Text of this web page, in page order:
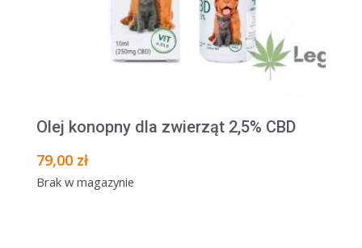
Olej konopny dla zwierząt 2,5% CBD
79,00 zł
Brak w magazynie